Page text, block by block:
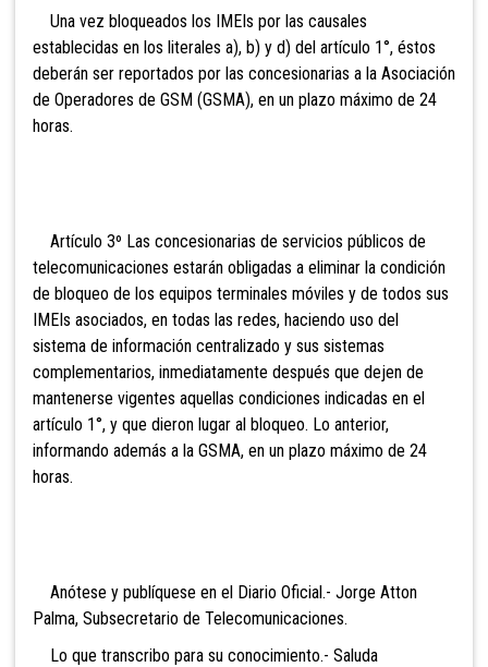
Una vez bloqueados los IMEIs por las causales
establecidas en los literales a), b) y d) del artículo 1°, éstos
deberán ser reportados por las concesionarias a la Asociación
de Operadores de GSM (GSMA), en un plazo máximo de 24
horas.
Artículo 3º Las concesionarias de servicios públicos de
telecomunicaciones estarán obligadas a eliminar la condición
de bloqueo de los equipos terminales móviles y de todos sus
IMEIs asociados, en todas las redes, haciendo uso del
sistema de información centralizado y sus sistemas
complementarios, inmediatamente después que dejen de
mantenerse vigentes aquellas condiciones indicadas en el
artículo 1°, y que dieron lugar al bloqueo. Lo anterior,
informando además a la GSMA, en un plazo máximo de 24
horas.
Anótese y publíquese en el Diario Oficial.- Jorge Atton
Palma, Subsecretario de Telecomunicaciones.
Lo que transcribo para su conocimiento.- Saluda